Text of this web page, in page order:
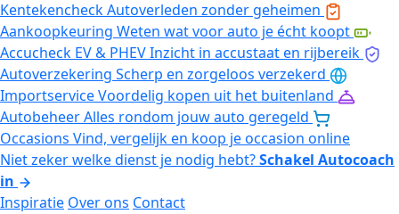
KentekencheckAutoverleden zonder geheimen
Aankoopkeuring Weten wat voor auto je écht koopt
Accucheck EV & PHEVInzicht in accustaat en rijbereik
Autoverzekering Scherp en zorgeloos verzekerd
ImportserviceVoordelig kopen uit het buitenland
AutobeheerAlles rondom jouw auto geregeld
Occasions Vind, vergelijk en koop je occasion online
Niet zeker welke dienst je nodig hebt?Schakel Autocoach
in
Inspiratie Over ons Contact